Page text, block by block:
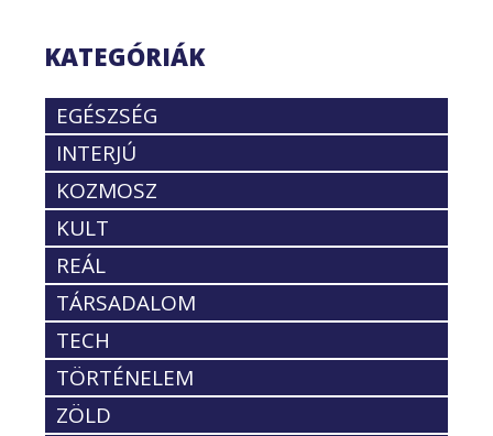
KATEGÓRIÁK
EGÉSZSÉG
INTERJÚ
KOZMOSZ
KULT
REÁL
TÁRSADALOM
TECH
TÖRTÉNELEM
ZÖLD